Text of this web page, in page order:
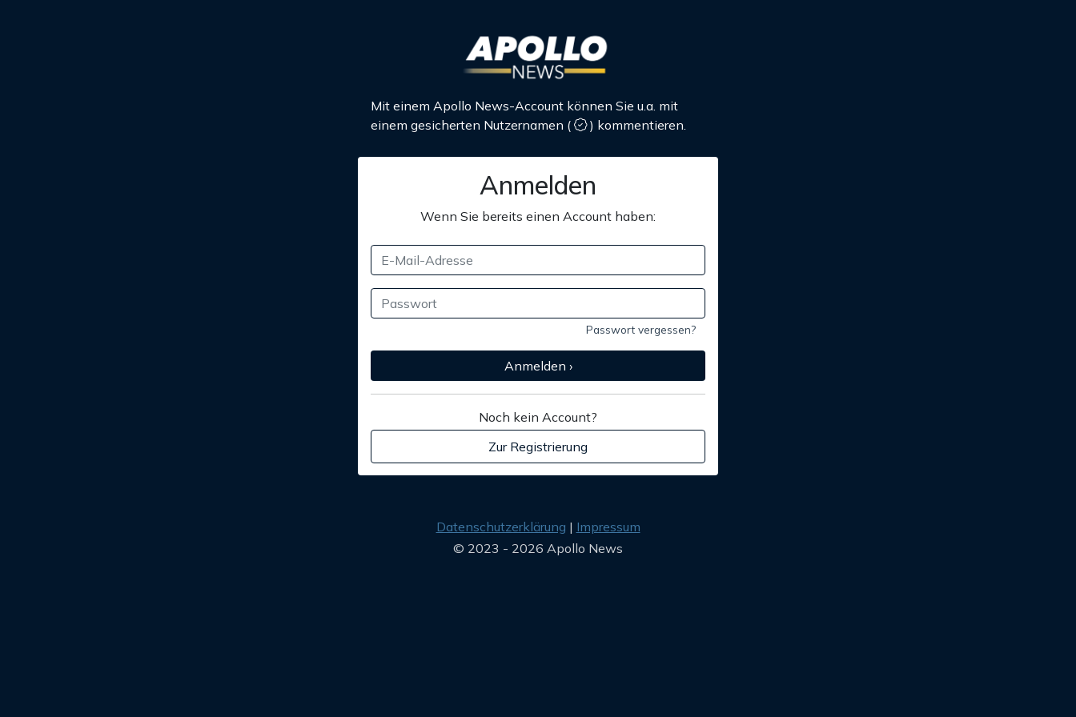
Mit einem Apollo News-Account können Sie u.a. mit
einem gesicherten Nutzernamen ( ) kommentieren.
Anmelden
Wenn Sie bereits einen Account haben:
Passwort vergessen?
Anmelden ›
Noch kein Account?
Zur Registrierung
Datenschutzerklärung
Impressum
© 2023 - 2026 Apollo News